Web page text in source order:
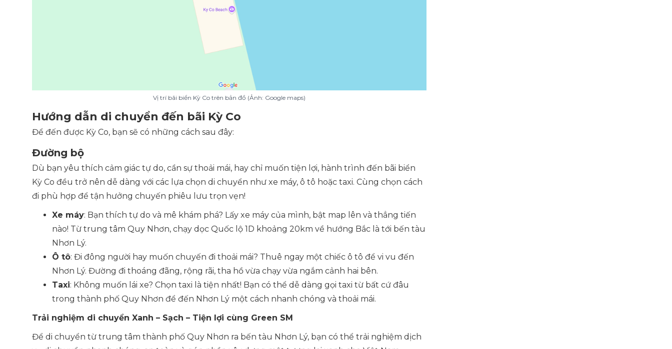
Vị trí bãi biển Kỳ Co trên bản đồ (Ảnh: Google maps)
Hướng dẫn di chuyển đến bãi Kỳ Co
Để đến được Kỳ Co, bạn sẽ có những cách sau đây:
Đường bộ
Dù bạn yêu thích cảm giác tự do, cần sự thoải mái, hay chỉ muốn tiện lợi, hành trình đến bãi biển
Kỳ Co đều trở nên dễ dàng với các lựa chọn di chuyển như xe máy, ô tô hoặc taxi. Cùng chọn cách
đi phù hợp để tận hưởng chuyến phiêu lưu trọn vẹn!
Xe máy: Bạn thích tự do và mê khám phá? Lấy xe máy của mình, bật map lên và thẳng tiến
nào! Từ trung tâm Quy Nhơn, chạy dọc Quốc lộ 1D khoảng 20km về hướng Bắc là tới bến tàu
Nhơn Lý.
Ô tô: Đi đông người hay muốn chuyến đi thoải mái? Thuê ngay một chiếc ô tô để vi vu đến
Nhơn Lý. Đường đi thoáng đãng, rộng rãi, tha hồ vừa chạy vừa ngắm cảnh hai bên.
Taxi: Không muốn lái xe? Chọn taxi là tiện nhất! Bạn có thể dễ dàng gọi taxi từ bất cứ đâu
trong thành phố Quy Nhơn để đến Nhơn Lý một cách nhanh chóng và thoải mái.
Trải nghiệm di chuyển Xanh – Sạch – Tiện lợi cùng Green SM
Để di chuyển từ trung tâm thành phố Quy Nhơn ra bến tàu Nhơn Lý, bạn có thể trải nghiệm dịch